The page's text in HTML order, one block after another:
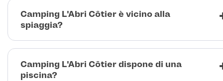
Camping L'Abri Côtier è vicino alla
spiaggia?
Camping L'Abri Côtier dispone di una
piscina?